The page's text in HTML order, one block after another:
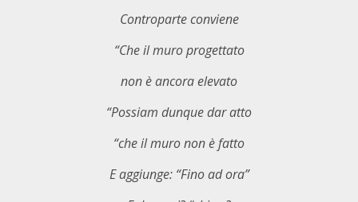
Controparte conviene
“Che il muro progettato
non è ancora elevato
“Possiam dunque dar atto
“che il muro non è fatto
E aggiunge: “Fino ad ora”